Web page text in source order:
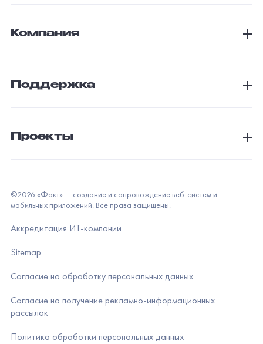
Компания
Поддержка
Проекты
©2026 «Факт» — создание и сопровождение веб-систем и
мобильных приложений. Все права защищены.
Аккредитация ИТ-компании
Sitemap
Согласие на обработку персональных данных
Согласие на получение рекламно-информационных
рассылок
Политика обработки персональных данных